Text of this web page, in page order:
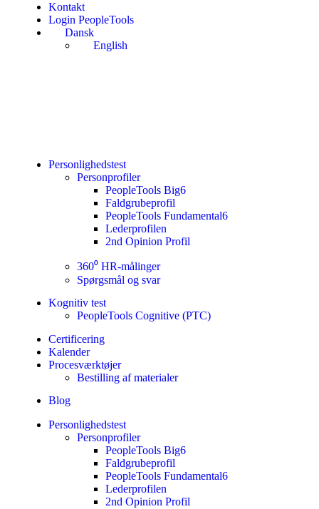
Kontakt
Login PeopleTools
Dansk
English
Personlighedstest
Personprofiler
PeopleTools Big6
Faldgrubeprofil
PeopleTools Fundamental6
Lederprofilen
2nd Opinion Profil
360⁰ HR-målinger
Spørgsmål og svar
Kognitiv test
PeopleTools Cognitive (PTC)
Certificering
Kalender
Procesværktøjer
Bestilling af materialer
Blog
Personlighedstest
Personprofiler
PeopleTools Big6
Faldgrubeprofil
PeopleTools Fundamental6
Lederprofilen
2nd Opinion Profil